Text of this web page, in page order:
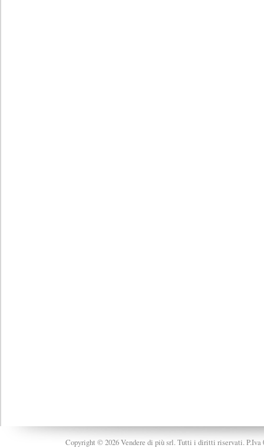
Copyright © 2026 Vendere di più srl. Tutti i diritti riservati. P.Iva